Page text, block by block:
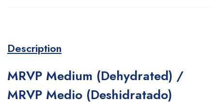
Description
MRVP Medium (Dehydrated) /
MRVP Medio (Deshidratado)